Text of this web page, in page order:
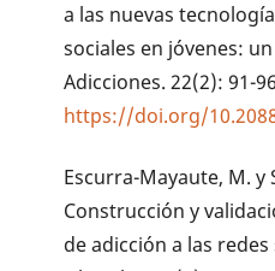
a las nuevas
sociales en jóvenes:
Adicciones. 22(2): 91-
https://doi.org/
Escurra-Mayaute, M. y
Construcción y
de adicción a las redes